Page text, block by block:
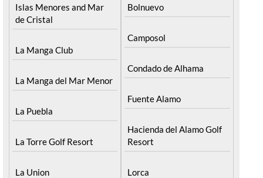
Islas Menores and Mar
de Cristal
La Manga Club
La Manga del Mar Menor
La Puebla
La Torre Golf Resort
La Union
Bolnuevo
Camposol
Condado de Alhama
Fuente Alamo
Hacienda del Alamo Golf
Resort
Lorca